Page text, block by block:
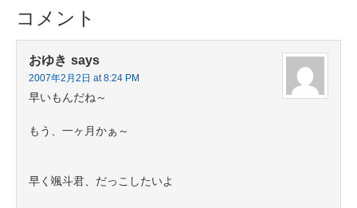
コメント
おゆき says
2007年2月2日 at 8:24 PM
早いもんだね～
もう、一ヶ月かぁ～
早く颯斗君、だっこしたいよ